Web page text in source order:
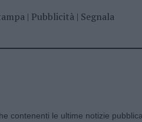
| Pubblicità| Segnala
contenenti le ultime notizie